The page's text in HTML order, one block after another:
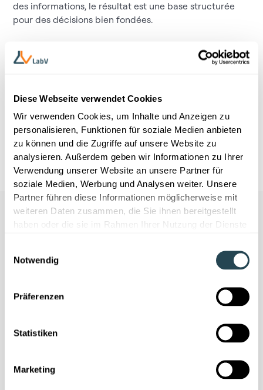
Diese Webseite verwendet Cookies
Wir verwenden Cookies, um Inhalte und Anzeigen zu
personalisieren, Funktionen für soziale Medien anbieten
zu können und die Zugriffe auf unsere Website zu
analysieren. Außerdem geben wir Informationen zu Ihrer
Verwendung unserer Website an unsere Partner für
soziale Medien, Werbung und Analysen weiter. Unsere
Partner führen diese Informationen möglicherweise mit
weiteren Daten zusammen, die Sie ihnen bereitgestellt
haben oder die sie im Rahmen Ihrer Nutzung der Dienste
Notwendig
Präferenzen
Statistiken
Marketing
des informations, le résultat est une base structurée
pour des décisions bien fondées.
Résultat
Des décisions plus rapides et fondées sur les
données existantes